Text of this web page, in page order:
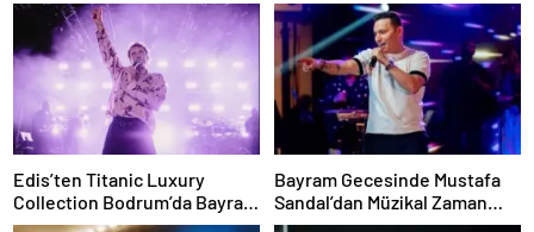
Edis’ten Titanic Luxury
Collection Bodrum’da Bayram
Gecesine Damga Vuran
Bayram Gecesinde Mustafa
Sandal’dan Müzikal Zaman
Yolculuğu